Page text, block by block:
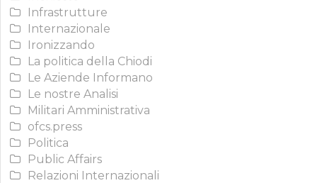
Infrastrutture
Internazionale
Ironizzando
La politica della Chiodi
Le Aziende Informano
Le nostre Analisi
Militari Amministrativa
ofcs.press
Politica
Public Affairs
Relazioni Internazionali